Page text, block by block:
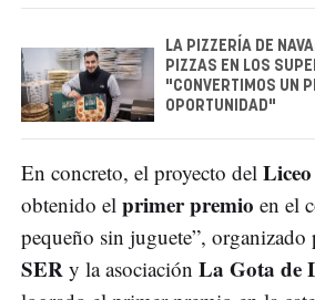
LA PIZZERÍA DE
PIZZAS EN LOS
"CONVERTIMOS UN
OPORTUNIDAD"
En concreto, el proyecto del
obtenido el primer premio en el
pequeño sin juguete”, organizado
SER y la asociación La Gota de